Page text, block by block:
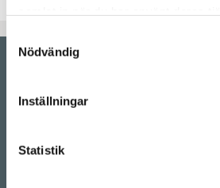
Samtyckesval
Nödvändig
Inställningar
Statistik
Rörstrandsgatan 17, 113 41 Stockholm
Instagram.